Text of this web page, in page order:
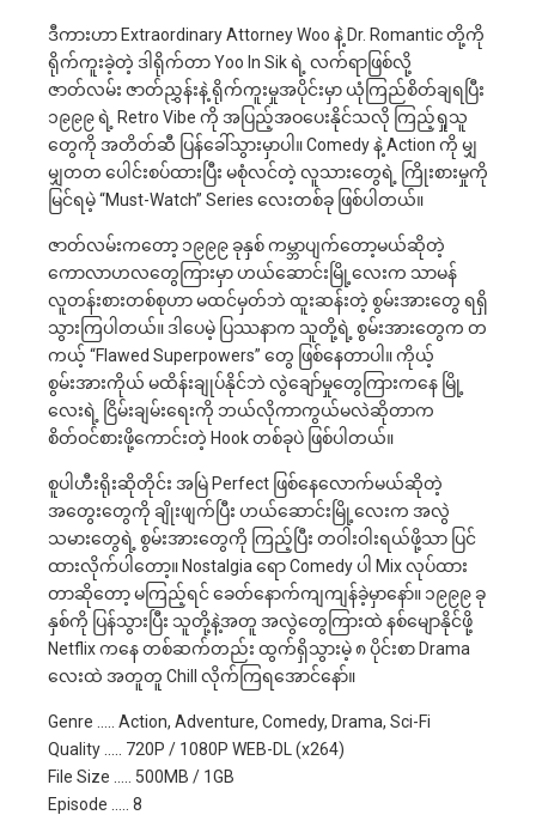
ဒီကားဟာ Extraordinary Attorney Woo နဲ့ Dr. Romantic တို့ကို
ရိုက်ကူးခဲ့တဲ့ ဒါရိုက်တာ Yoo In Sik ရဲ့ လက်ရာဖြစ်လို့
ဇာတ်လမ်း ဇာတ်ညွှန်းနဲ့ ရိုက်ကူးမှုအပိုင်းမှာ ယုံကြည်စိတ်ချရပြီး
၁၉၉၉ ရဲ့ Retro Vibe ကို အပြည့်အဝပေးနိုင်သလို ကြည့်ရှုသူ
တွေကို အတိတ်ဆီ ပြန်ခေါ်သွားမှာပါ။ Comedy နဲ့ Action ကို မျှ
မျှတတ ပေါင်းစပ်ထားပြီး မစုံလင်တဲ့ လူသားတွေရဲ့ ကြိုးစားမှုကို
မြင်ရမဲ့ “Must-Watch” Series လေးတစ်ခု ဖြစ်ပါတယ်။
ဇာတ်လမ်းကတော့ ၁၉၉၉ ခုနှစ် ကမ္ဘာပျက်တော့မယ်ဆိုတဲ့
ကောလာဟလတွေကြားမှာ ဟယ်ဆောင်းမြို့လေးက သာမန်
လူတန်းစားတစ်စုဟာ မထင်မှတ်ဘဲ ထူးဆန်းတဲ့ စွမ်းအားတွေ ရရှိ
သွားကြပါတယ်။ ဒါပေမဲ့ ပြဿနာက သူတို့ရဲ့ စွမ်းအားတွေက တ
ကယ့် “Flawed Superpowers” တွေ ဖြစ်နေတာပါ။ ကိုယ့်
စွမ်းအားကိုယ် မထိန်းချုပ်နိုင်ဘဲ လွဲချော်မှုတွေကြားကနေ မြို့
လေးရဲ့ ငြိမ်းချမ်းရေးကို ဘယ်လိုကာကွယ်မလဲဆိုတာက
စိတ်ဝင်စားဖို့ကောင်းတဲ့ Hook တစ်ခုပဲ ဖြစ်ပါတယ်။
စူပါဟီးရိုးဆိုတိုင်း အမြဲ Perfect ဖြစ်နေလောက်မယ်ဆိုတဲ့
အတွေးတွေကို ချိုးဖျက်ပြီး ဟယ်ဆောင်းမြို့လေးက အလွဲ
သမားတွေရဲ့ စွမ်းအားတွေကို ကြည့်ပြီး တဝါးဝါးရယ်ဖို့သာ ပြင်
ထားလိုက်ပါတော့။ Nostalgia ရော Comedy ပါ Mix လုပ်ထား
တာဆိုတော့ မကြည့်ရင် ခေတ်နောက်ကျကျန်ခဲ့မှာနော်။ ၁၉၉၉ ခု
နှစ်ကို ပြန်သွားပြီး သူတို့နဲ့အတူ အလွဲတွေကြားထဲ နစ်မျောနိုင်ဖို့
Netflix ကနေ တစ်ဆက်တည်း ထွက်ရှိသွားမဲ့ ၈ ပိုင်းစာ Drama
လေးထဲ အတူတူ Chill လိုက်ကြရအောင်နော်။
Genre ….. Action, Adventure, Comedy, Drama, Sci-Fi
Quality ….. 720P / 1080P WEB-DL (x264)
File Size ….. 500MB / 1GB
Episode ….. 8